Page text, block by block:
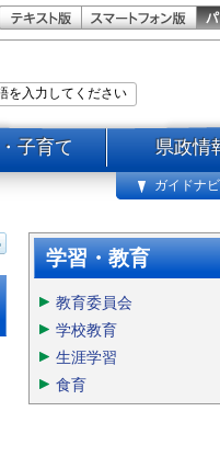
子育て 県政情
ガイドナ
学習・教育
教育委員会
学校教育
生涯学習
食育